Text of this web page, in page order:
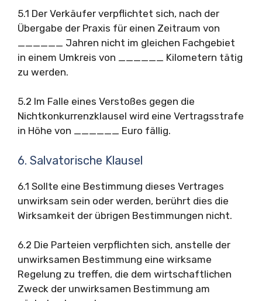
5.1 Der Verkäufer verpflichtet sich, nach der
Übergabe der Praxis für einen Zeitraum von
______ Jahren nicht im gleichen Fachgebiet
in einem Umkreis von ______ Kilometern tätig
zu werden.
5.2 Im Falle eines Verstoßes gegen die
Nichtkonkurrenzklausel wird eine Vertragsstrafe
in Höhe von ______ Euro fällig.
6. Salvatorische Klausel
6.1 Sollte eine Bestimmung dieses Vertrages
unwirksam sein oder werden, berührt dies die
Wirksamkeit der übrigen Bestimmungen nicht.
6.2 Die Parteien verpflichten sich, anstelle der
unwirksamen Bestimmung eine wirksame
Regelung zu treffen, die dem wirtschaftlichen
Zweck der unwirksamen Bestimmung am